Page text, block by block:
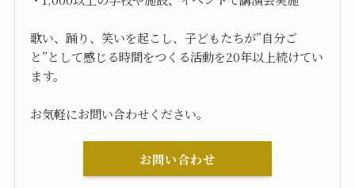
歌い、踊り、笑いを起こし、子どもたちが”自分ご
と”として感じる時間をつくる活動を20年以上続けてい
ます。
お気軽にお問い合わせください。
お問い合わせ